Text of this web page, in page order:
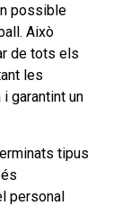
possible
Això
de tots els
les
garantint un
tipus
personal